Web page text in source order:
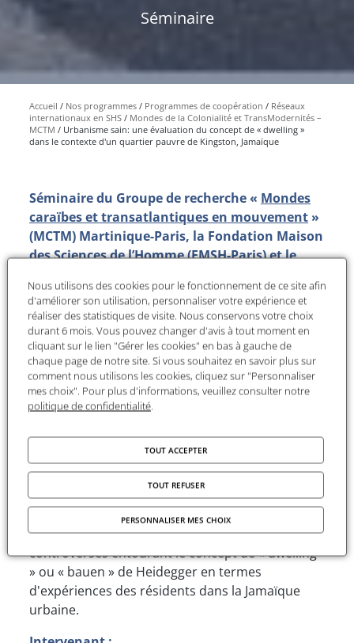
Séminaire
Accueil Nos programmes Programmes de coopération
Réseaux
internationaux en SHS
Mondes de la Colonialité et TransModernités –
MCTM
Urbanisme sain: une évaluation du concept de « dwelling »
dans le contexte d'un quartier pauvre de Kingston, Jamaïque
Séminaire du Groupe de recherche « Mondes
caraïbes et transatlantiques en mouvement »
(MCTM) Martinique-Paris, la Fondation Maison
des Sciences de l’Homme (FMSH-Paris) etle
(LC2S-CNRS, Martinique).
Le séminaire discutera de la recherche
ethnographique d'une décennie effectuée par
l'auteur à Kingston en Jamaïque, en se
concentrant en particulier sur le quartier du
centre-ville de Rose Town. Le thème des « villes
comme une composante clé de l'urbanisme
durable, et l'accès aux services de base (eau
potable, logement, électricité) étant considéré
comme un droit fondamental pour les citoyens.
Celles-ci ne sont pas toujours évidentes, et la
discussion analysera la pertinence et les
controverses entourant le concept de « dwelling
» ou « bauen » de Heidegger en termes
d'expériences des résidents dans la Jamaïque
urbaine.
Nous utilisons des cookies pour le fonctionnement de ce site afin
d'améliorer son utilisation, personnaliser votre expérience et
réaliser des statistiques de visite. Nous conservons votre choix
durant 6 mois. Vous pouvez changer d'avis à tout moment en
cliquant sur le lien "Gérer les cookies" en bas à gauche de
chaque page de notre site. Si vous souhaitez en savoir plus sur
comment nous utilisons les cookies, cliquez sur "Personnaliser
mes choix". Pour plus d'informations, veuillez consulter notre
politique de confidentialité.
TOUT ACCEPTER
TOUT REFUSER
PERSONNALISER MES CHOIX